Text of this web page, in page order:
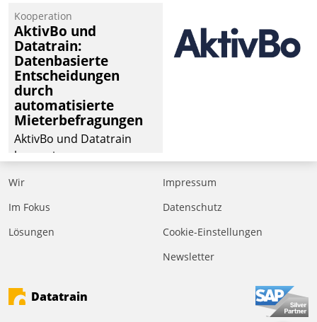
operativen
Instandhaltung in die
SAP-Systemlandschaft
deutscher
Wohnungsunternehmen
– und beschleunigt damit
den Weg vom
Mieteranliegen zum
Dienstleisterauftrag.
Kooperation
AktivBo und
Datatrain:
Datenbasierte
Entscheidungen
durch
automatisierte
Mieterbefragungen
AktivBo und Datatrain
kooperieren –
profitieren: Die nahtlose
Integration der Lösungen
Datatrain ermöglicht
Mieterbefragungen – eine
starke Grundlage für
Wir
Im Fokus
Lösungen
Impressum
Datenschutz
Cookie-Einstellungen
Newsletter
Datatrain